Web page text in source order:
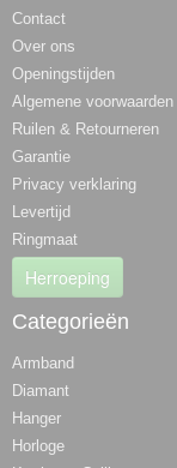
Contact
Over ons
Openingstijden
Algemene voorwaarden
Ruilen & Retourneren
Garantie
Privacy verklaring
Levertijd
Ringmaat
Herroeping
Categorieën
Armband
Diamant
Hanger
Horloge